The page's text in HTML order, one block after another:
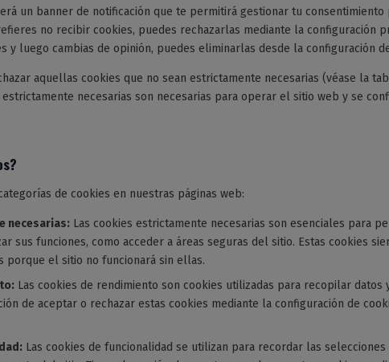
un banner de notificación que te permitirá gestionar tu
no recibir cookies, puedes rechazarlas mediante la configuración
y luego cambias de opinión, puedes eliminarlas desde la configuración
aquellas cookies que no sean estrictamente necesarias (véase la
estrictamente necesarias son necesarias para operar el sitio web y se
de cookies en nuestras páginas web:
necesarias: Las cookies estrictamente necesarias son esenciales para
sus funciones, como acceder a áreas seguras del sitio. Estas cookies
porque el sitio no funcionará sin ellas.
Las cookies de rendimiento son cookies utilizadas para recopilar
de aceptar o rechazar estas cookies mediante la configuración de
Las cookies de funcionalidad se utilizan para recordar las